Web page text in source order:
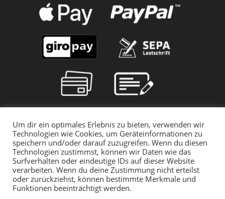
Um dir ein optimales Erlebnis zu bieten, verwenden wir
Technologien wie Cookies, um Geräteinformationen zu
speichern und/oder darauf zuzugreifen. Wenn du diesen
Technologien zustimmst, können wir Daten wie das
Surfverhalten oder eindeutige IDs auf dieser Website
verarbeiten. Wenn du deine Zustimmung nicht erteilst
oder zurückziehst, können bestimmte Merkmale und
Funktionen beeinträchtigt werden.